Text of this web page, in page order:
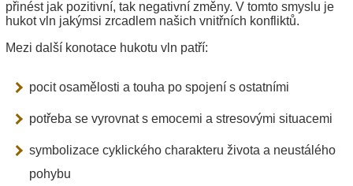
přinést jak pozitivní, tak negativní změny. V tomto smyslu je
hukot vln jakýmsi zrcadlem našich vnitřních konfliktů.
Mezi další konotace hukotu vln patří:
pocit osamělosti a touha po spojení s ostatními
potřeba se vyrovnat s emocemi a stresovými situacemi
symbolizace cyklického charakteru života a neustálého
pohybu